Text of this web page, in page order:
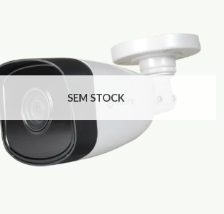
Favoritos
SEM STOCK